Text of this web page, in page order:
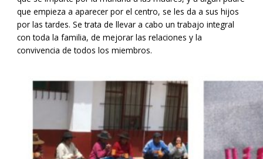
que empieza a aparecer por el centro, se les da a sus hijos
por las tardes. Se trata de llevar a cabo un trabajo integral
con toda la familia, de mejorar las relaciones y la
convivencia de todos los miembros.